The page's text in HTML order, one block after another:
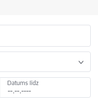
Datums līdz